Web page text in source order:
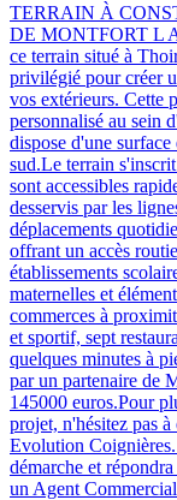
TERRAIN À
DE MONTFORT L
ce terrain situé à
privilégié pour créer
vos extérieurs. Cette
personnalisé au sein
dispose d'une
sud.Le terrain
sont accessibles
desservis par les
déplacements
offrant un accès
établissements
maternelles et
commerces à
et sportif, sept
quelques minutes à
par un partenaire de
145000 euros.Pour
projet, n'hésitez pas
Evolution
démarche et
un Agent